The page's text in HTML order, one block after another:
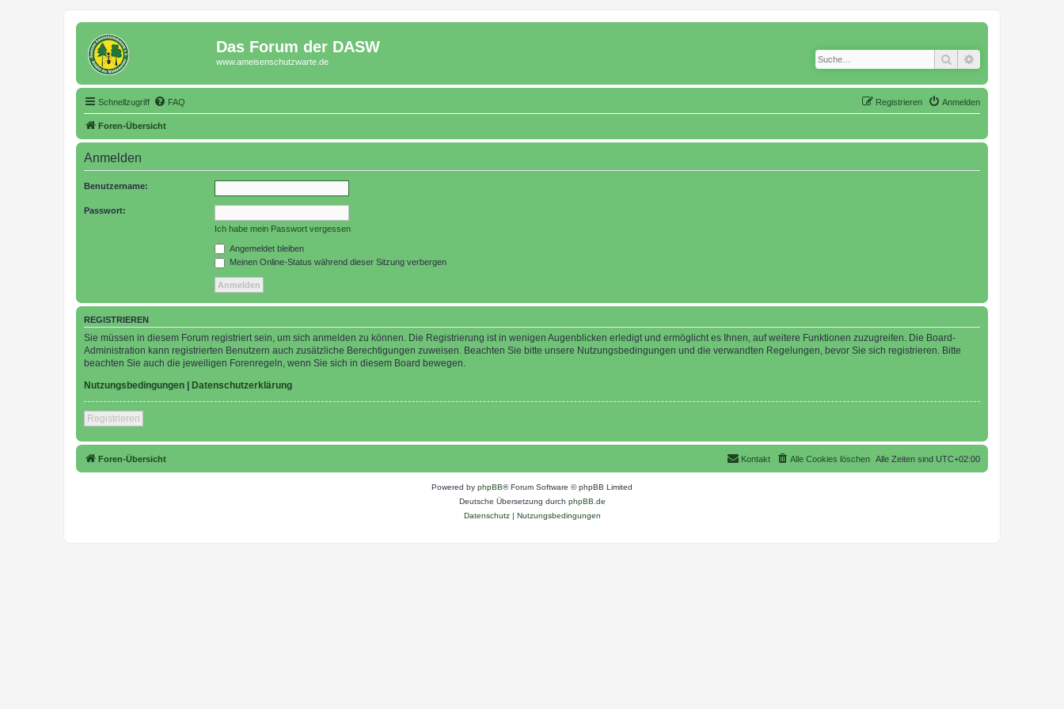
Das Forum der DASW
www.ameisenschutzwarte.de Suche
Schnellzugriff FAQ Anmelden
Registrieren
Foren-Übersicht
Anmelden
Benutzername:
Passwort:
Ich habe mein Passwort vergessen
Angemeldet bleiben
Meinen Online-Status während dieser Sitzung verbergen
REGISTRIEREN
Sie müssen in diesem Forum registriert sein, um sich anmelden zu können. Die Registrierung ist in wenigen Augenblicken erledigt und ermöglicht es Ihnen, auf weitere Funktionen zuzugreifen. Die Board-
Administration kann registrierten Benutzern auch zusätzliche Berechtigungen zuweisen. Beachten Sie bitte unsere Nutzungsbedingungen und die verwandten Regelungen, bevor Sie sich registrieren. Bitte
beachten Sie auch die jeweiligen Forenregeln, wenn Sie sich in diesem Board bewegen.
Nutzungsbedingungen
Datenschutzerklärung
Registrieren
Foren-Übersicht Alle Zeiten sind UTC+02:00
Alle Cookies löschen
Kontakt
Powered by phpBB® Forum Software © phpBB Limited
Deutsche Übersetzung durch phpBB.de
Datenschutz| Nutzungsbedingungen